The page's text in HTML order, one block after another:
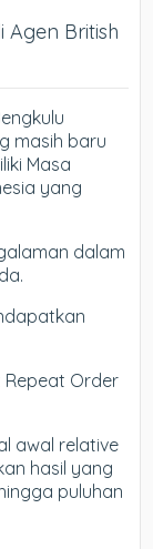
British
masih baru
Masa
yang
dalam
Repeat Order
awal relative
hasil yang
puluhan